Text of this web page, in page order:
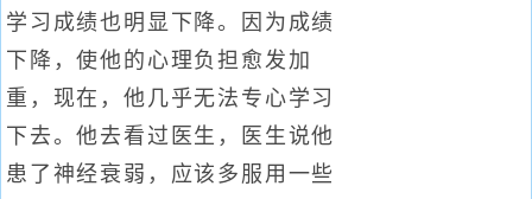
学习成绩也明显下降。因为成绩
下降，使他的心理负担愈发加
重，现在，他几乎无法专心学习
下去。他去看过医生，医生说他
患了神经衰弱，应该多服用一些